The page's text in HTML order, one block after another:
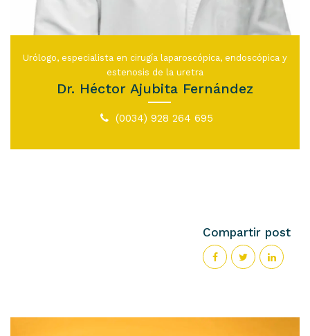
Urólogo, especialista en cirugía laparoscópica, endoscópica y
estenosis de la uretra
Dr. Héctor Ajubita Fernández
(0034) 928 264 695
Compartir post